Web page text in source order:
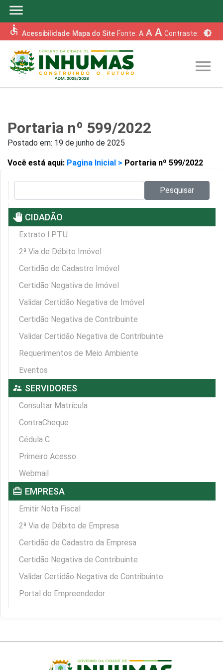
menu
accessible Acessibilidade Mapa do Site Fonte: A A A Contraste: brightness_6
menu
Portaria nº 599/2022
Postado em: 19 de junho de 2025
Você está aqui: Pagina Inicial > Portaria nº 599/2022
Pesquisar
pan_tool CIDADÃO
Extrato I.P.T.U
2ª Via de Débito Imóvel
Certidão de Cadastro Imóvel
Certidão Negativa de Imóvel
Validar Certidão Negativa de Imóvel
Certidão Negativa de Contribuinte
Validar Certidão Negativa de Contribuinte
Requerimentos de Meio Ambiente
Eventos
supervisor_account SERVIDORES
Consultar Matrícula
ContraCheque
Cédula C
Primeiro Acesso
Webmail
card_travel EMPRESA
Emitir Nota Fiscal
2ª Via de Débito de Empresa
Certidão de Cadastro da Empresa
Certidão Negativa de Contribuinte
Validar Certidão Negativa de Contribuinte
Portal do Empreendedor